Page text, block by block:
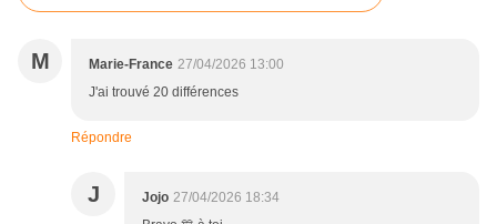
M Marie-France 27/04/2026 13:00
J'ai trouvé 20 différences
Répondre
J Jojo 27/04/2026 18:34